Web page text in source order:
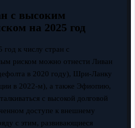
с высоким
на 2025 год
к числу стран с
риском можно отнести Ливан
в 2020 году), Шри-Ланку
в 2022-м), а также Эфиопию,
с высокой долговой
доступе к внешнему
с этим, развивающиеся